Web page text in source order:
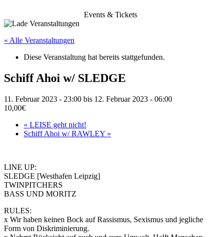
Events & Tickets
« Alle Veranstaltungen
Diese Veranstaltung hat bereits stattgefunden.
Schiff Ahoi w/ SLEDGE
11. Februar 2023 - 23:00 bis 12. Februar 2023 - 06:00
10,00€
« LEISE geht nicht!
Schiff Ahoi w/ RAWLEY »
LINE UP:
SLEDGE [Westhafen Leipzig]
TWINPITCHERS
BASS UND MORITZ
RULES:
x Wir haben keinen Bock auf Rassismus, Sexismus und jegliche
Form von Diskriminierung.